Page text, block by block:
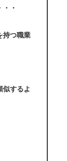
・
持つ職業
似するよ